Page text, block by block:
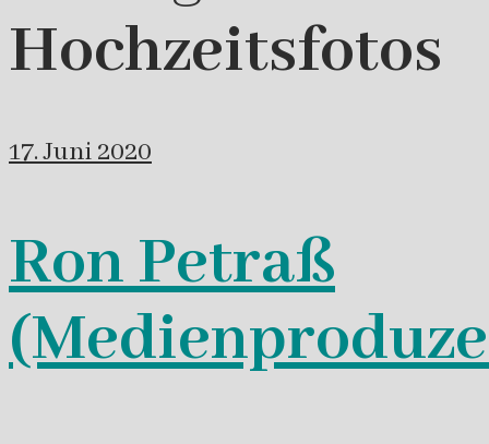
Hochzeitsfotos
17. Juni 2020
Ron Petraß